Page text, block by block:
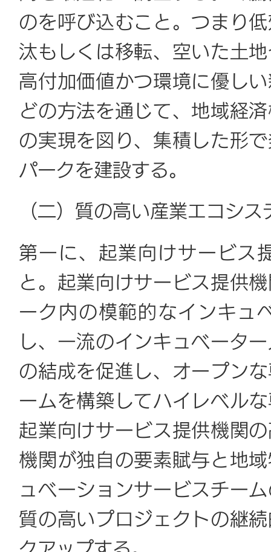
のを呼び込むこと。つまり
汰もしくは移転、空いた土
高付加価値かつ環境に優し
どの方法を通じて、地域経
の実現を図り、集積した形
パークを建設する。
（二） 質の高い産業エコシス
第一に、起業向けサービス
と。起業向けサービス提供
ーク内の模範的なインキュ
し、一流のインキュベータ
の結成を促進し、オープン
ームを構築してハイレベル
起業向けサービス提供機関
機関が独自の要素賦与と地
ュベーションサービスチー
質の高いプロジェクトの継